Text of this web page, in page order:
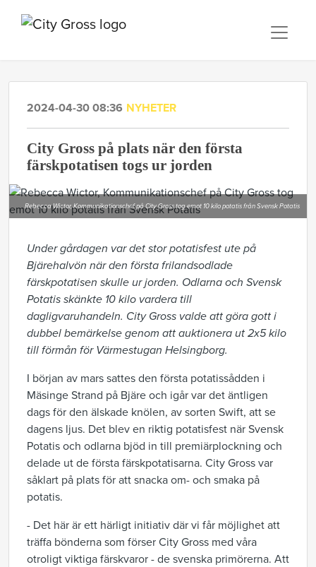
2024-04-30 08:36 NYHETER
City Gross på plats när den första
färskpotatisen togs ur jorden
Rebecca Wictor, Kommunikationschef på City Gross tog emot 10 kilo potatis från Svensk Potatis
Under gårdagen var det stor potatisfest ute på
Bjärehalvön när den första frilandsodlade
färskpotatisen skulle ur jorden. Odlarna och Svensk
Potatis skänkte 10 kilo vardera till
dagligvaruhandeln. City Gross valde att göra gott i
dubbel bemärkelse genom att auktionera ut 2x5 kilo
till förmån för Värmestugan Helsingborg.
I början av mars sattes den första potatissådden i
Mäsinge Strand på Bjäre och igår var det äntligen
dags för den älskade knölen, av sorten Swift, att se
dagens ljus. Det blev en riktig potatisfest när Svensk
Potatis och odlarna bjöd in till premiärplockning och
delade ut de första färskpotatisarna. City Gross var
såklart på plats för att snacka om- och smaka på
potatis.
- Det här är ett härligt initiativ där vi får möjlighet att
träffa bönderna som förser City Gross med våra
otroligt viktiga färskvaror - de svenska primörerna. Att